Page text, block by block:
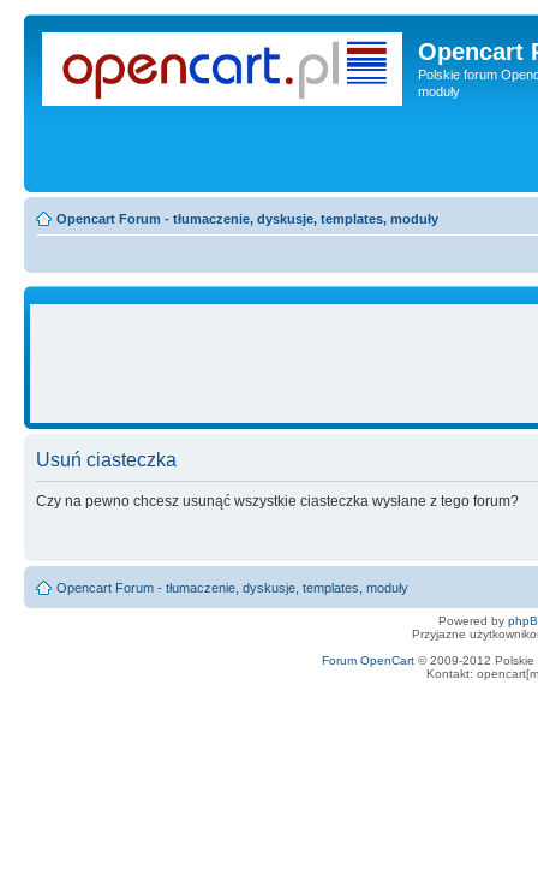
Opencart
Polskie forum
moduły
Opencart Forum - tłumaczenie, dyskusje, templates, moduły
Usuń ciasteczka
Czy na pewno chcesz usunąć wszystkie ciasteczka wysłane z tego forum?
Opencart Forum - tłumaczenie, dyskusje, templates, moduły
Powered by
Przyjazne
Forum OpenCart© 2009-2012 Polskie
Kontakt: